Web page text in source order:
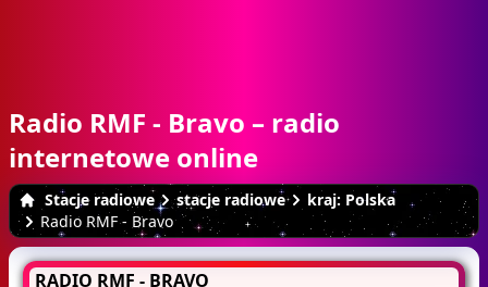
Radio RMF - Bravo – radio
internetowe online
Stacje radiowe stacje radiowe
kraj: Polska
Radio RMF - Bravo
RADIO RMF - BRAVO